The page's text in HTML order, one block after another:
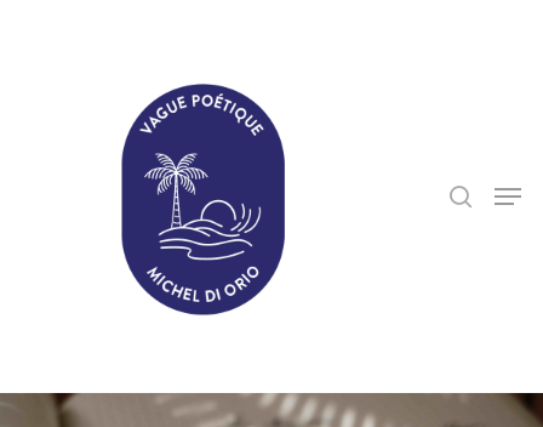
Hit enter to search or ESC to close